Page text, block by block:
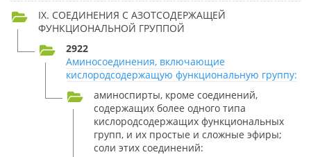
IX. СОЕДИНЕНИЯ С АЗОТСОДЕРЖАЩЕЙ
ФУНКЦИОНАЛЬНОЙ ГРУППОЙ
2922
Аминосоединения, включающие
кислородсодержащую функциональную группу:
аминоспирты, кроме соединений,
содержащих более одного типа
кислородсодержащих функциональных
групп, и их простые и сложные эфиры;
соли этих соединений: